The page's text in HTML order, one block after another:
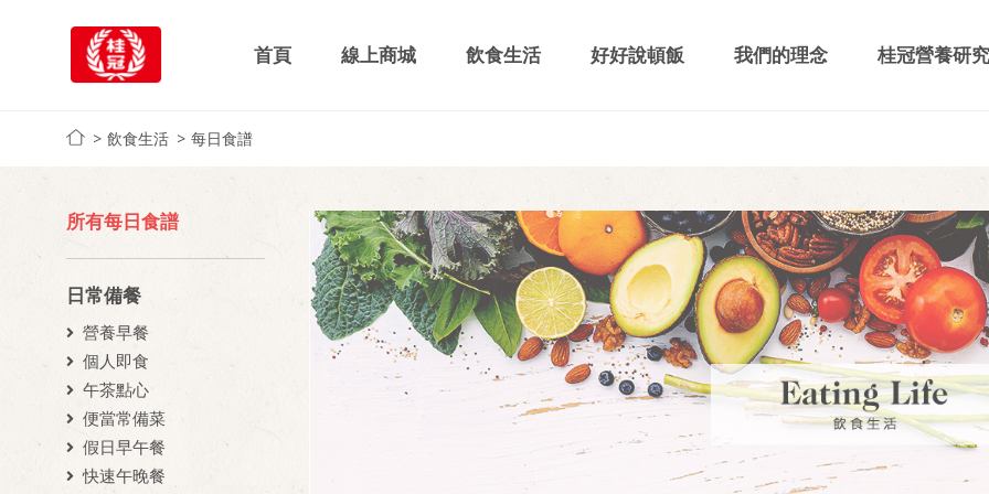
首頁 線上商城 飲食生活 好好說頓飯 我們的理念 桂冠營養研
飲食生活 每日食譜
所有每日食譜
日常備餐
營養早餐
個人即食
午茶點心
便當常備菜
假日早午餐
快速午晚餐